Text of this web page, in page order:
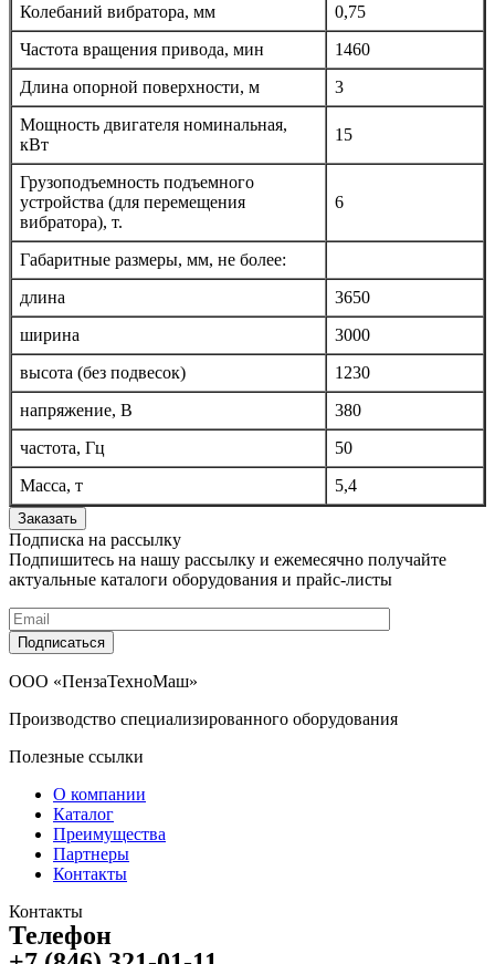
Колебаний вибратора, мм
0,75
Частота вращения привода, мин
1460
Длина опорной поверхности, м
3
Мощность двигателя номинальная,
кВт
15
Грузоподъемность подъемного
устройства (для перемещения
вибратора), т.
6
Габаритные размеры, мм, не более:
длина
3650
ширина
3000
высота (без подвесок)
1230
напряжение, В
380
частота, Гц
50
Масса, т
5,4
Заказать
Подписка на рассылку
Подпишитесь на нашу рассылку и ежемесячно получайте
актуальные каталоги оборудования и прайс-листы
Подписаться
ООО «ПензаТехноМаш»
Производство специализированного оборудования
Полезные ссылки
О компании
Каталог
Преимущества
Партнеры
Контакты
Контакты
Телефон